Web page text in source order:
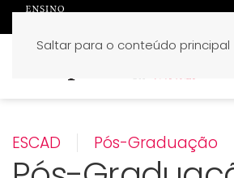
Saltar para o conteúdo principal
ESCAD Pós-Graduação